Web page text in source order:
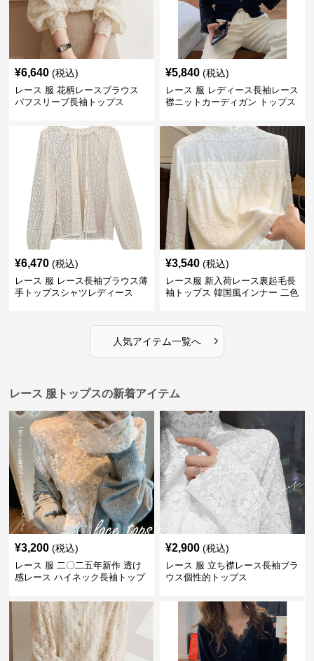
¥6,640 (税込)
レース 服 花柄レースブラウス
パフスリーブ長袖トップス
¥5,840 (税込)
レース 服 レディース長袖レース
襟ニットカーディガン トップス
¥6,470 (税込)
レース 服 レース長袖ブラウス薄
手トップスシャツレディース
¥3,540 (税込)
レース服 新入荷レース裏起毛長
袖トップス 韓国風インナー 二色
人気アイテム一覧へ ›
レース 服トップスの新着アイテム
¥3,200 (税込)
レース 服 二〇二五年新作 透け
感レース ハイネック長袖トップ
¥2,900 (税込)
レース 服 立ち襟レース長袖ブラ
ウス個性的トップス